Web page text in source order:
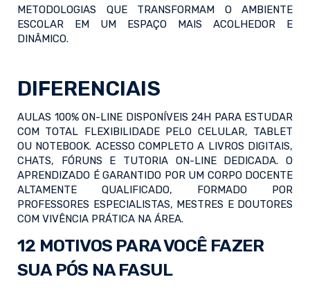
METODOLOGIAS QUE TRANSFORMAM O AMBIENTE
ESCOLAR EM UM ESPAÇO MAIS ACOLHEDOR E
DINÂMICO.
DIFERENCIAIS
AULAS 100% ON-LINE DISPONÍVEIS 24H PARA ESTUDAR
COM TOTAL FLEXIBILIDADE PELO CELULAR, TABLET
OU NOTEBOOK. ACESSO COMPLETO A LIVROS DIGITAIS,
CHATS, FÓRUNS E TUTORIA ON-LINE DEDICADA. O
APRENDIZADO É GARANTIDO POR UM CORPO DOCENTE
ALTAMENTE QUALIFICADO, FORMADO POR
PROFESSORES ESPECIALISTAS, MESTRES E DOUTORES
COM VIVÊNCIA PRÁTICA NA ÁREA.
12 MOTIVOS PARA VOCÊ FAZER
SUA PÓS NA FASUL